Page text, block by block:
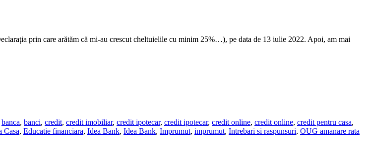
prin care arătăm că mi-au crescut cheltuielile cu minim 25%…), pe data de 13 iulie 2022. Apoi, am mai
banca, banci, credit, credit imobiliar, credit ipotecar, credit ipotecar, credit online, credit online, credit pentru casa,
Casa, Educatie financiara, Idea Bank, Idea Bank, Imprumut, imprumut, Intrebari si raspunsuri, OUG amanare rata